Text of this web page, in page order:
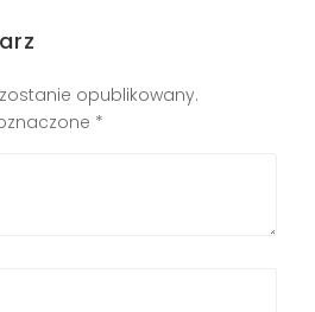
opublikowany.
*